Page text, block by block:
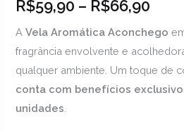
R$59,90 – R$66,90
AVela Aromática Aconchego
fragrância envolvente e
qualquer ambiente. Um toque de
conta com benefícios
unidades